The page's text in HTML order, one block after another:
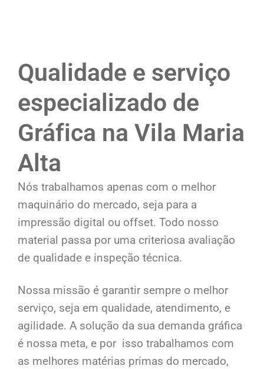
Qualidade e serviço
especializado de
Gráfica na Vila Maria
Alta
Nós trabalhamos apenas com o melhor
maquinário do mercado, seja para a
impressão digital ou offset. Todo nosso
material passa por uma criteriosa avaliação
de qualidade e inspeção técnica.
Nossa missão é garantir sempre o melhor
serviço, seja em qualidade, atendimento, e
agilidade. A solução da sua demanda gráfica
é nossa meta, e por isso trabalhamos com
as melhores matérias primas do mercado,